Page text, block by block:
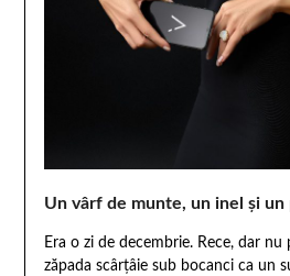
Un vârf de munte, un inel și un
Era o zi de decembrie. Rece, dar
zăpada scârțâie sub bocanci ca un